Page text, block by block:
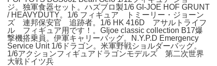
ジ。独軍食器セット。ハズブロ製1/6 GI-JOE HOF GRUNT
/ HEAVYDUTY。1/6 フィギュア トミーリー・ジョーン
ズ 連邦保安官 追跡者。1/6 HK 416D アサルトライフ
ル フィギュア用です！。GIjoe classic collection B17爆
撃機搭乗員。伊軍キャリーバッグ。N.Y.P.D Emergency
Service Unit 1/6ドラゴン。米軍野戦ショルダーバッグ。
1/6アクションフィギュアドラゴンモデルズ 第二次世界
大戦ドイツ兵